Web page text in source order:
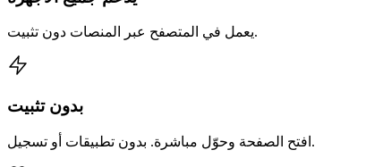
يعمل في المتصفح عبر المنصات دون تثبيت.
بدون تثبيت
افتح الصفحة وحوّل مباشرة. بدون تطبيقات أو تسجيل.